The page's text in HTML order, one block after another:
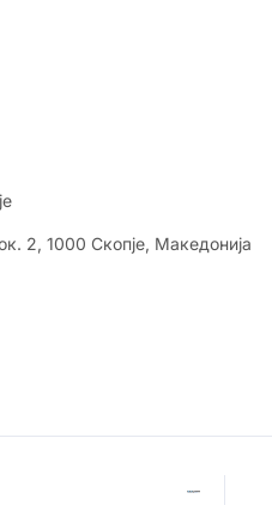
2, 1000 Скопје, Македонија